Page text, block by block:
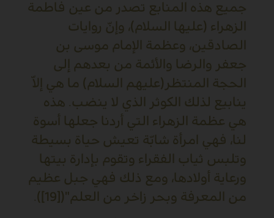
جميع هذه المنابع تصدر من عين فاطمة
الزهراء (عليها السلام)، وإنّ روايات
الصادقين، وعظمة الإمام موسى بن
جعفر والرضا والأئمة من بعدهم إلى
الحجة المنتظر(عليهم السلام) ما هي إلاّ
ينابيع لذلك الكوثر الذي لا ينضب. هذه
هي عظمة الزهراء التي أردنا جعلها أسوة
لنا، فهي امرأة شابّة تعيش حياة بسيطة
وتلبس ثياب الفقراء وتقوم بإدارة بيتها
ورعاية أولادها، ومع ذلك فهي جبل عظيم
من المعرفة وبحر زاخر من العلم"([19]).